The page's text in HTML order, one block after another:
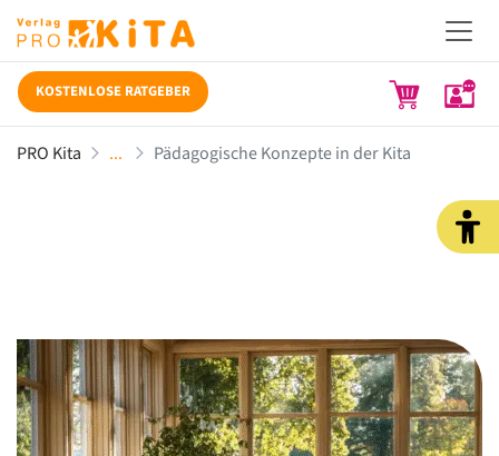
KOSTENLOSE RATGEBER
PRO Kita Pädagogische Konzepte in der Kita